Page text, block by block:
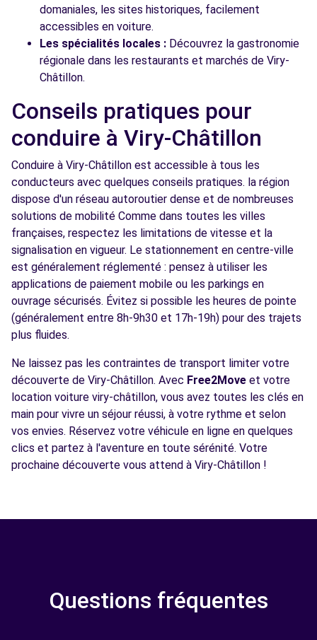
domaniales, les sites historiques, facilement
accessibles en voiture.
Les spécialités locales : Découvrez la gastronomie
régionale dans les restaurants et marchés de Viry-
Châtillon.
Conseils pratiques pour
conduire à Viry-Châtillon
Conduire à Viry-Châtillon est accessible à tous les
conducteurs avec quelques conseils pratiques. la région
dispose d'un réseau autoroutier dense et de nombreuses
solutions de mobilité Comme dans toutes les villes
françaises, respectez les limitations de vitesse et la
signalisation en vigueur. Le stationnement en centre-ville
est généralement réglementé : pensez à utiliser les
applications de paiement mobile ou les parkings en
ouvrage sécurisés. Évitez si possible les heures de pointe
(généralement entre 8h-9h30 et 17h-19h) pour des trajets
plus fluides.
Ne laissez pas les contraintes de transport limiter votre
découverte de Viry-Châtillon. Avec Free2Move et votre
location voiture viry-châtillon, vous avez toutes les clés en
main pour vivre un séjour réussi, à votre rythme et selon
vos envies. Réservez votre véhicule en ligne en quelques
clics et partez à l'aventure en toute sérénité. Votre
prochaine découverte vous attend à Viry-Châtillon !
Questions fréquentes